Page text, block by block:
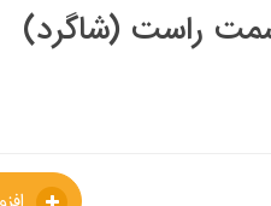
سمت راست (شاگرد)